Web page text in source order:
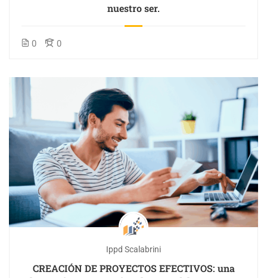
nuestro ser.
0 0
Ippd Scalabrini
CREACIÓN DE PROYECTOS EFECTIVOS: una